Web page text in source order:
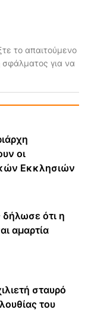
το απαιτούμενο
σφάλματος για να
οι
Εκκλησιών
ότι η
αμαρτία
σταυρό
του